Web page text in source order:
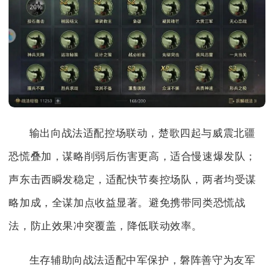
输出向战法适配控场联动，楚歌四起与威震北疆
恐慌叠加，谋略削弱后伤害更高，适合慢速爆发队；
声东击西瞬发稳定，适配快节奏控场队，两者均受谋
略加成，全谋加点收益显著。避免携带同类恐慌战
法，防止效果冲突覆盖，降低联动效率。
生存辅助向战法适配中军保护，磐阵善守为友军